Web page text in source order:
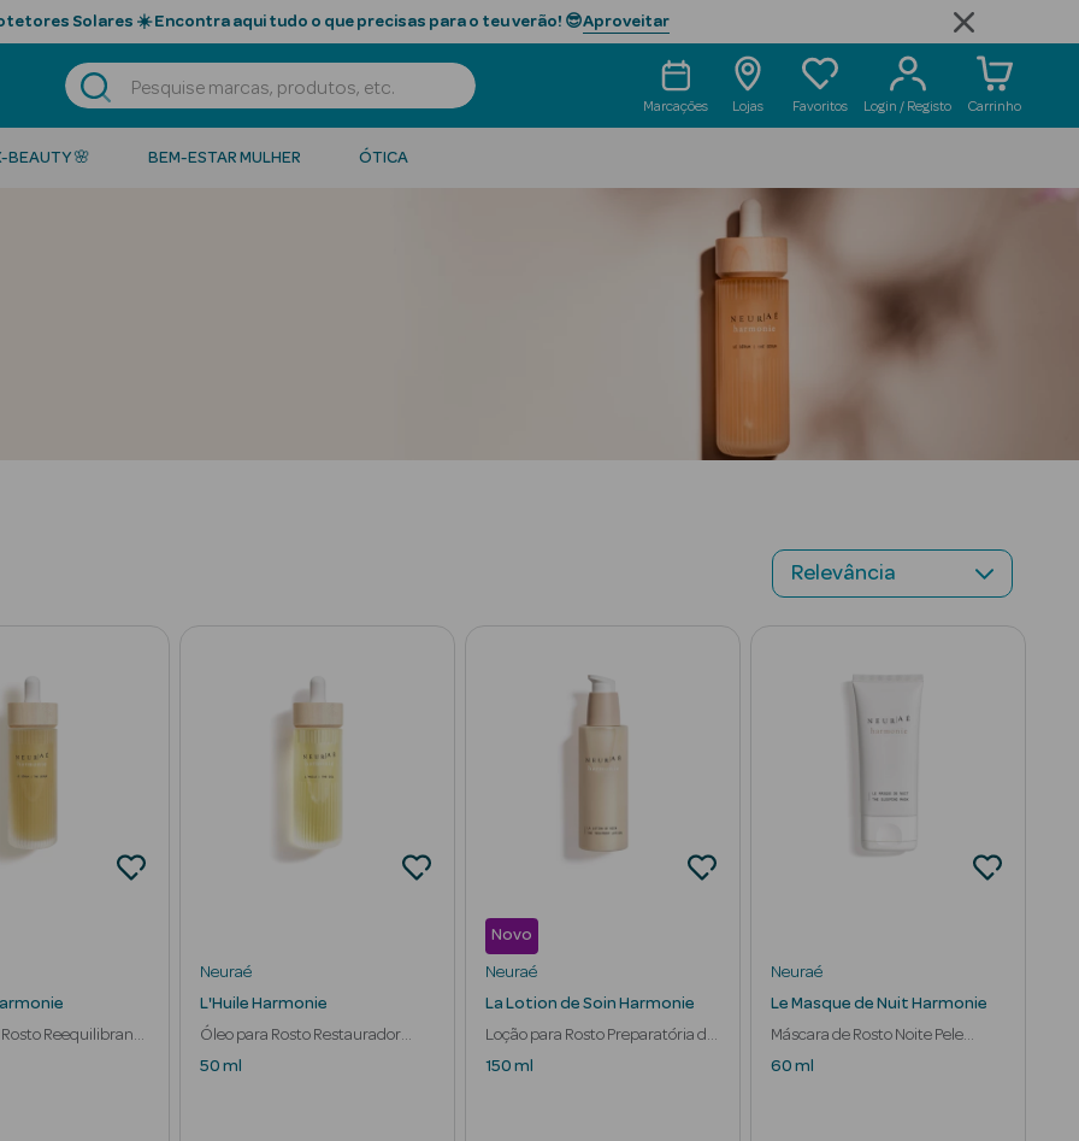
Solares ☀️ Encontra aqui tudo o que precisas para o teu verão! 😎Aproveitar
Marcações Lojas Favoritos Login / Registo Carrinho
BEAUTY 🌸 BEM-ESTAR MULHER ÓTICA
Reequilibrante
Neuraé
L'Huile Harmonie
Óleo para Rosto Restaurador
Nutritivo
50 ml
Novo
Neuraé
La Lotion de Soin Harmonie
Loção para Rosto Preparatória da
Pele
150 ml
Neuraé
Le Masque de Nuit Harmonie
Máscara de Rosto Noite Pele
Regenerada
60 ml